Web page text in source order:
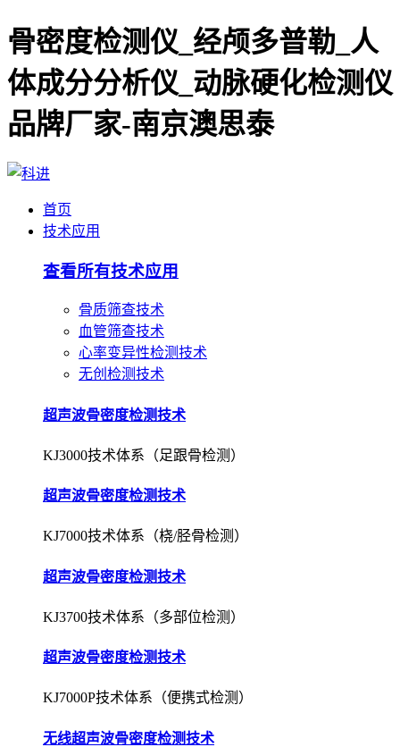
骨密度检测仪_经颅多普勒_人
体成分分析仪_动脉硬化检测仪
品牌厂家-南京澳思泰
首页
技术应用
查看所有技术应用
骨质筛查技术
血管筛查技术
心率变异性检测技术
无创检测技术
超声波骨密度检测技术
KJ3000技术体系（足跟骨检测）
超声波骨密度检测技术
KJ7000技术体系（桡/胫骨检测）
超声波骨密度检测技术
KJ3700技术体系（多部位检测）
超声波骨密度检测技术
KJ7000P技术体系（便携式检测）
无线超声波骨密度检测技术